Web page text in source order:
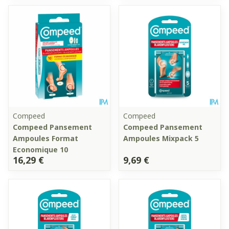
Compeed
Compeed Pansement
Ampoules Format
Economique 10
16,29 €
Compeed
Compeed Pansement
Ampoules Mixpack 5
9,69 €